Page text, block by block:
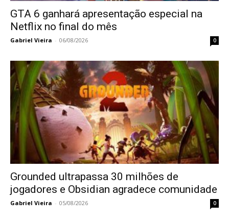
GTA 6 ganhará apresentação especial na
Netflix no final do mês
Gabriel Vieira - 06/08/2026 0
Grounded ultrapassa 30 milhões de
jogadores e Obsidian agradece comunidade
Gabriel Vieira - 05/08/2026 0